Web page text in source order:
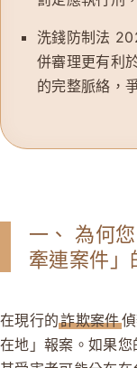
洗錢防制法
併審理更有利
的完整脈絡，
一、 為何
牽連案件」
在現行的詐欺案件
在地」報案。如果您